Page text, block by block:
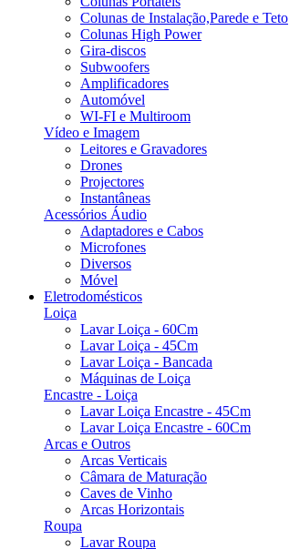
Colunas de Instalação,Parede e Teto
Colunas High Power
Gira-discos
Subwoofers
Amplificadores
Automóvel
WI-FI e Multiroom
Vídeo e Imagem
Leitores e Gravadores
Drones
Projectores
Instantâneas
Acessórios Áudio
Adaptadores e Cabos
Microfones
Diversos
Móvel
Eletrodomésticos
Loiça
Lavar Loiça - 60Cm
Lavar Loiça - 45Cm
Lavar Loiça - Bancada
Máquinas de Loiça
Encastre - Loiça
Lavar Loiça Encastre - 45Cm
Lavar Loiça Encastre - 60Cm
Arcas e Outros
Arcas Verticais
Câmara de Maturação
Caves de Vinho
Arcas Horizontais
Roupa
Lavar Roupa